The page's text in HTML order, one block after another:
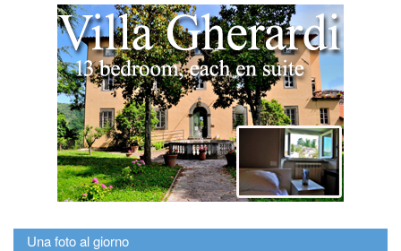
Una foto al giorno